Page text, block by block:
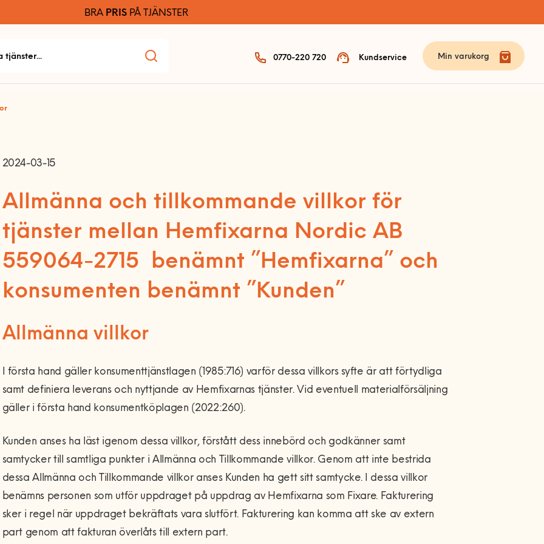
BRA PRISPÅ TJÄNSTER
0770-220 720 Kundservice Min varukorg
2024-03-15
Allmänna och tillkommande villkor för
tjänster mellan Hemfixarna Nordic AB
559064-2715 benämnt ”Hemfixarna” och
konsumenten benämnt ”Kunden”
Allmänna villkor
I första hand gäller konsumenttjänstlagen (1985:716) varför dessa villkors syfte är att förtydliga
samt definiera leverans och nyttjande av Hemfixarnas tjänster. Vid eventuell materialförsäljning
gäller i första hand konsumentköplagen (2022:260).
Kunden anses ha läst igenom dessa villkor, förstått dess innebörd och godkänner samt
samtycker till samtliga punkter i Allmänna och Tillkommande villkor. Genom att inte bestrida
dessa Allmänna och Tillkommande villkor anses Kunden ha gett sitt samtycke. I dessa villkor
benämns personen som utför uppdraget på uppdrag av Hemfixarna som Fixare. Fakturering
sker i regel när uppdraget bekräftats vara slutfört. Fakturering kan komma att ske av extern
part genom att fakturan överlåts till extern part.